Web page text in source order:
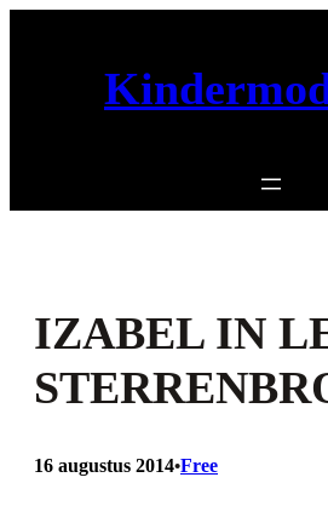
IZABEL IN
16 augustus 2014•Free